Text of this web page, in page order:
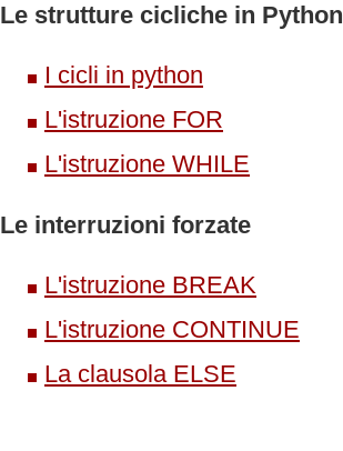
Le strutture cicliche in Python
I cicli in python
L'istruzione FOR
L'istruzione WHILE
Le interruzioni forzate
L'istruzione BREAK
L'istruzione CONTINUE
La clausola ELSE